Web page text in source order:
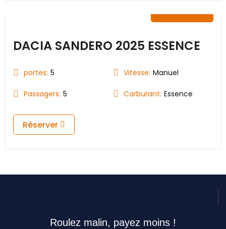
DACIA SANDERO 2025 ESSENCE
portes: 5 Vitesse: Manuel
Passagers: 5 Carburant: Essence
Réserver
Roulez malin, payez moins !